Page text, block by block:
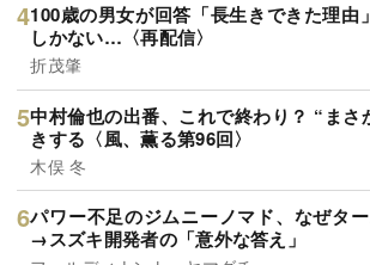
100歳の男女が回答「長生きできた理由
しかない…〈再配信〉
折茂肇
中村倫也の出番、これで終わり？ “まさ
きする〈風、薫る第96回〉
木俣 冬
パワー不足のジムニーノマド、なぜタ
→スズキ開発者の「意外な答え」